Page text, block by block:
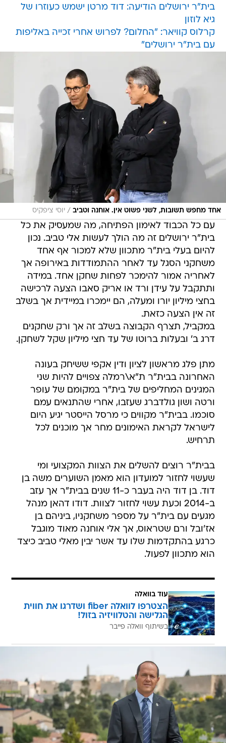
בית"ר ירושלים הודיעה: דוד מרטן ישמש כעוזרו של
גיא לוזון
קרלוס קוויאר: "החלום? לפרוש אחרי זכייה באליפות
עם בית"ר ירושלים"
אחד מחפש תשובות, לשני פשוט אין. אוחנה וטביב / יוסי ציפקיס
עם כל הכבוד לאימון הפתיחה, מה שמעסיק את כל
בית"ר ירושלים זה מה הולך לעשות אלי טביב. נכון
להיום בעלי בית"ר מתכוון שלא למכור אף אחד
משחקני הסגל עד לאחר ההתמודדות באירופה אך
לאחריה אמור להימכר לפחות שחקן אחד. במידה
ותתקבל על עידן ורד או אריק סאבו הצעה לרכישה
בחצי מיליון יורו ומעלה, הם יימכרו במיידית אך בשלב
זה אין הצעה כזאת.
במקביל, תצרף הקבוצה בשלב זה אך ורק שחקנים
דרג ב' ובעלות ברוטו של עד חצי מיליון שקל לשחקן.
מתן פלג מראשון לציון ודין אקפי ששיחק בעונה
האחרונה בבית"ר ת"א\רמלה צפויים להיות שני
המגינים המחליפים של בית"ר במקומם של עופר
ורטה ושון גולדברג שעזבו, אחרי שהתנאים עמם
סוכמו. בבית"ר מקווים כי מרסל הייסטר יגיע היום
לישראל לקראת האימונים מחר אך מוכנים לכל
תרחיש.
בבית"ר רוצים להשלים את הצוות המקצועי ומי
שעשוי לחזור למועדון הוא מאמן השוערים משה בן
דוד. בן דוד היה בעבר כ-11 שנים בבית"ר אך עזב
ב-2014 וכעת עשוי לחזור לצוות. דודו דהאן מנהל
מגעים עם בית"ר על מספר משחקניו, ביניהם בן
אז'ובל ורם שטראוס, אך אלי אוחנה מאוד מוגבל
כרגע בהתקדמות שלו עד אשר יבין מאלי טביב כיצד
הוא מתכוון לפעול.
עוד בוואלה
הצטרפו לוואלה fiber ושדרגו את חווית
הגלישה והטלוויזיה בזול!
בשיתוף וואלה פייבר